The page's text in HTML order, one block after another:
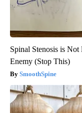
Spinal Stenosis is
Enemy (Stop This)
SmoothSpine